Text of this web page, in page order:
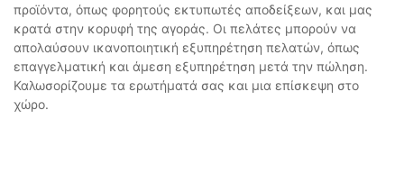
προϊόντα, όπως φορητούς εκτυπωτές αποδείξεων, και μας
κρατά στην κορυφή της αγοράς. Οι πελάτες μπορούν να
απολαύσουν ικανοποιητική εξυπηρέτηση πελατών, όπως
επαγγελματική και άμεση εξυπηρέτηση μετά την πώληση.
Καλωσορίζουμε τα ερωτήματά σας και μια επίσκεψη στο
χώρο.